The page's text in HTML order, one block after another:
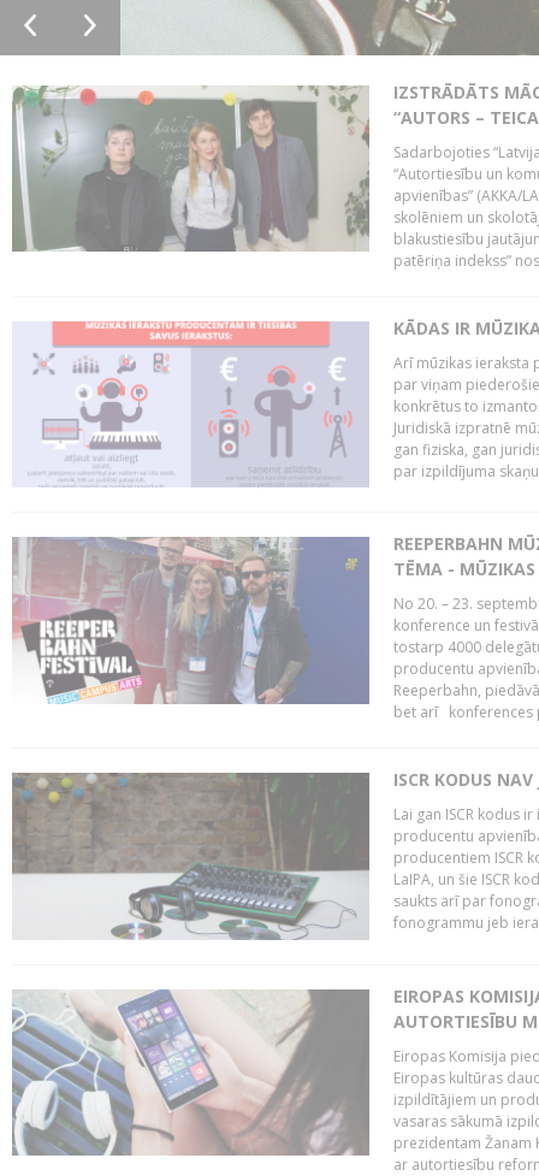
IZSTRĀDĀTS
“AUTORS –
Sadarbojoties
“Autortiesību un
apvienības” (AKKA/
skolēniem un
blakustiesību
patēriņa indekss”
KĀDAS IR
Arī mūzikas ieraksta
par viņam
konkrētus to
Juridiskā izpratnē
gan fiziska, gan
par izpildījuma
REEPERBAHN
TĒMA -
No 20. – 23.
konference un
tostarp 4000
producentu
Reeperbahn,
bet arī konferences
ISCR KODUS
Lai gan ISCR kodus
producentu
producentiem ISCR
LaIPA, un šie ISCR
saukts arī par
fonogrammu jeb
EIROPAS
AUTORTIESĪBU
Eiropas Komisija
Eiropas kultūras
izpildītājiem un
vasaras sākumā
prezidentam Žanam
ar autortiesību